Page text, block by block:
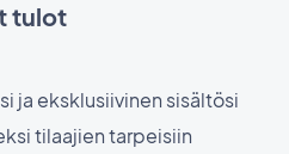
tulot
ja eksklusiivinen sisältösi
tilaajien tarpeisiin